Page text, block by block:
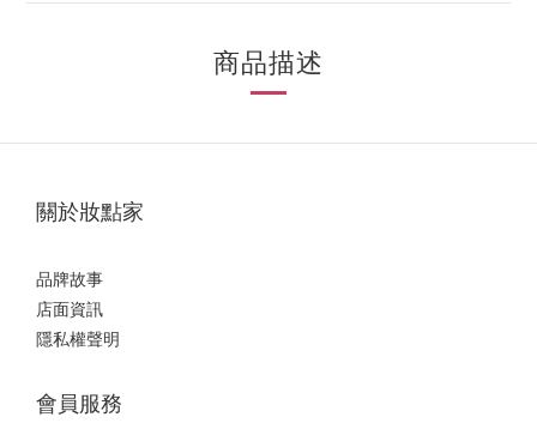
商品描述
關於妝點家
品牌故事
店面資訊
隱私權聲明
會員服務